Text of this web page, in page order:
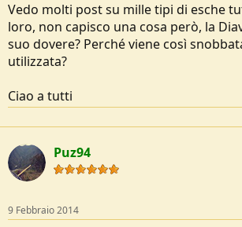
o
n
Vedo molti post su mille tipi di esche
loro, non capisco una cosa però, la
suo dovere? Perché viene così
utilizzata?
Ciao a tutti
Puz94
9 Febbraio 2014